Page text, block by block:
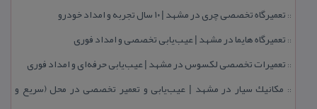
:: تعمیرگاه تخصصی چری در مشهد | ۱۰ سال تجربه و امداد خودرو
:: تعمیرگاه هایما در مشهد | عیب‌یابی تخصصی و امداد فوری
:: تعمیرات تخصصی لكسوس در مشهد | عیب‌یابی حرفه‌ای و امداد فوری
:: مكانیك سیار در مشهد | عیب‌یابی و تعمیر تخصصی در محل (سریع و